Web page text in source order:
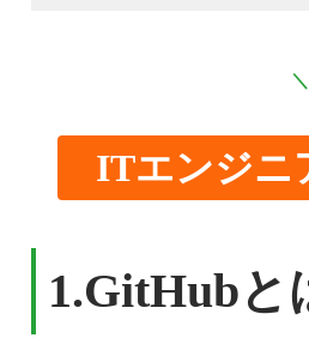
ITエンジニ
1.GitHubと